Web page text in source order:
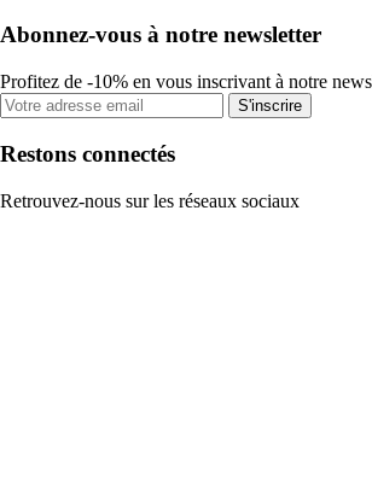
Abonnez-vous à notre newsletter
Profitez de -10% en vous inscrivant à notre
S'inscrire
Restons connectés
Retrouvez-nous sur les réseaux sociaux